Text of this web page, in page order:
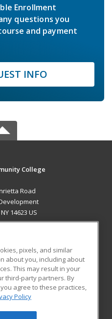
Enrollment
questions you
and payment
INFO
College
Road
14623 US
Student Blog
pixels, and similar
about you, including about
This may result in your
third-party partners. By
agree to these practices,
Policy